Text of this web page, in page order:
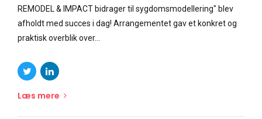
REMODEL & IMPACT bidrager til sygdomsmodellering" blev
afholdt med succes i dag! Arrangementet gav et konkret og
praktisk overblik over...
Læs mere